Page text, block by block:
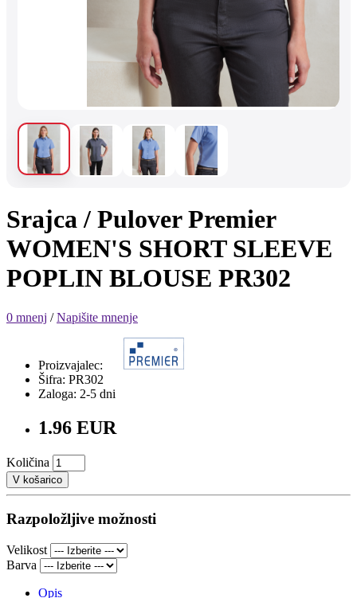
Srajca / Pulover Premier
WOMEN'S SHORT SLEEVE
POPLIN BLOUSE PR302
0 mnenj /Napišite mnenje
Proizvajalec:
Šifra: PR302
Zaloga: 2-5 dni
1.96 EUR
Količina
V košarico
Razpoložljive možnosti
Velikost
Barva
Opis